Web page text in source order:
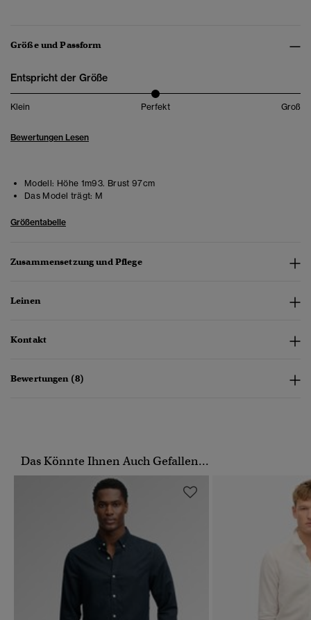
Größe und Passform
Entspricht der Größe
Klein Perfekt Groß
Bewertungen Lesen
Modell: Höhe 1m93. Brust 97cm
Das Model trägt: M
Größentabelle
Zusammensetzung und Pflege
Leinen
Kontakt
Bewertungen (8)
Das Könnte Ihnen Auch Gefallen...